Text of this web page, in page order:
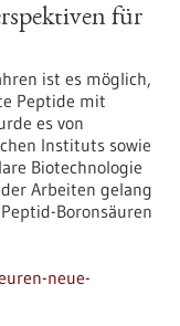
für
ist es möglich,
Peptide mit
es von
Instituts sowie
Biotechnologie
Arbeiten gelang
Boronsäuren
neue-